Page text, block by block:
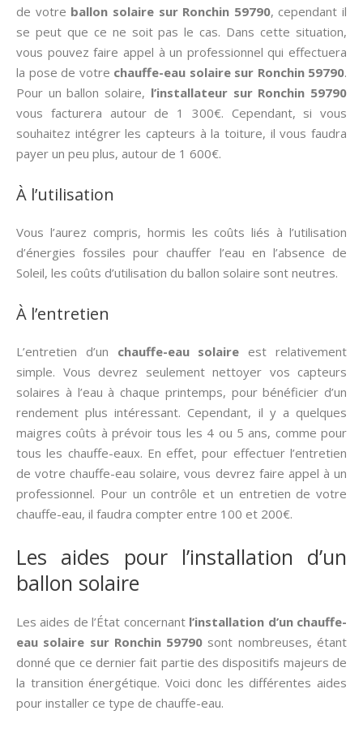
de votre ballon solaire sur Ronchin 59790, cependant il
se peut que ce ne soit pas le cas. Dans cette situation,
vous pouvez faire appel à un professionnel qui effectuera
la pose de votre chauffe-eau solaire sur Ronchin 59790.
Pour un ballon solaire, l’installateur sur Ronchin 59790
vous facturera autour de 1 300€. Cependant, si vous
souhaitez intégrer les capteurs à la toiture, il vous faudra
payer un peu plus, autour de 1 600€.
À l’utilisation
Vous l’aurez compris, hormis les coûts liés à l’utilisation
d’énergies fossiles pour chauffer l’eau en l’absence de
Soleil, les coûts d’utilisation du ballon solaire sont neutres.
À l’entretien
L’entretien d’un chauffe-eau solaire est relativement
simple. Vous devrez seulement nettoyer vos capteurs
solaires à l’eau à chaque printemps, pour bénéficier d’un
rendement plus intéressant. Cependant, il y a quelques
maigres coûts à prévoir tous les 4 ou 5 ans, comme pour
tous les chauffe-eaux. En effet, pour effectuer l’entretien
de votre chauffe-eau solaire, vous devrez faire appel à un
professionnel. Pour un contrôle et un entretien de votre
chauffe-eau, il faudra compter entre 100 et 200€.
Les aides pour l’installation d’un
ballon solaire
Les aides de l’État concernant l’installation d’un chauffe-
eau solaire sur Ronchin 59790 sont nombreuses, étant
donné que ce dernier fait partie des dispositifs majeurs de
la transition énergétique. Voici donc les différentes aides
pour installer ce type de chauffe-eau.